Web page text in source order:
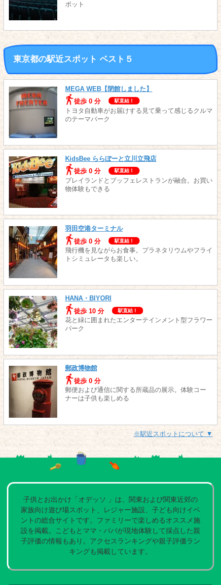
ポット
東京都の駅近スポット ベスト５
MEGA WEB【閉館しました】
徒歩 0 分
駅直結！
トヨタ自動車がお届けする見て乗って感じるクルマ
のテーマパーク
KidsBee ららぽーと立川立飛店
徒歩 0 分
駅直結！
プレイランドとブッフェレストランが融合。お買い
物体験もできる
羽田空港ターミナル
徒歩 0 分
駅直結！
飛行機を見ながらお食事。プラネタリウムやフライ
トシミュレータも楽しい。
HANA・BIYORI
徒歩 10 分
駅直結！
花と緑に囲まれたエンターテインメント型フラワー
パーク
郵政博物館
徒歩 0 分
郵便および通信に関する所蔵品の展示。体験コー
ナーは子供も楽しめる
※駅近スポットについて ▼
子供とお出かけ「オデッソ 」は、関東および関東近郊の
家族向け遊び場スポット、レジャー施設、子ども向けイベ
ントの総合サイトです。ファミリーで楽しめるオススメ施
設を掲載。こどもとママ・パパが現地体験して採点した親
子評価の情報もあり。アクセスランキングや親子評価ラン
キングも掲載しています。